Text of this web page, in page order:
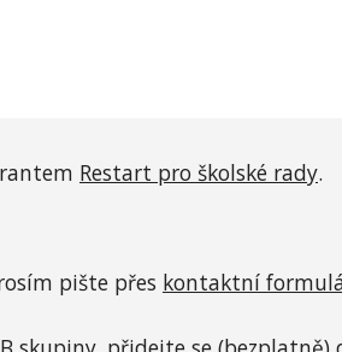
Restart pro školské rady.
pište přes kontaktní